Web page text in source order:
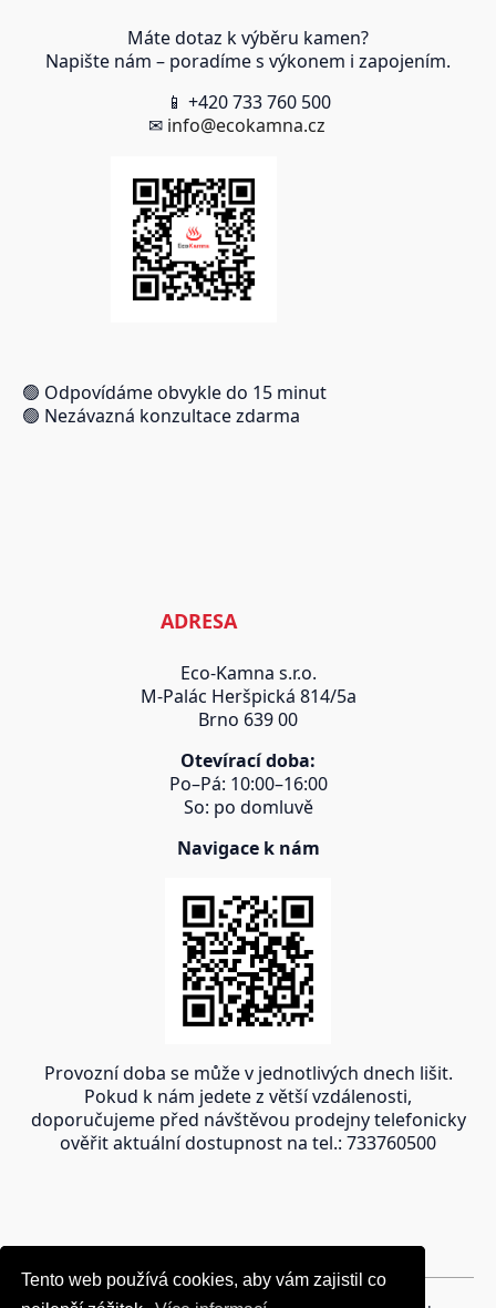
Tento web používá cookies, aby vám zajistil co
Tento web používá cookies, aby vám zajistil co
Máte dotaz k výběru kamen?
Napište nám – poradíme s výkonem i zapojením.
📱 +420 733 760 500
✉ info@ecokamna.cz
🟢 Odpovídáme obvykle do 15 minut
🟢 Nezávazná konzultace zdarma
ADRESA
Eco-Kamna s.r.o.
M-Palác Heršpická 814/5a
Brno 639 00
Otevírací doba:
Po–Pá: 10:00–16:00
So: po domluvě
Navigace k nám
Provozní doba se může v jednotlivých dnech lišit.
Pokud k nám jedete z větší vzdálenosti,
doporučujeme před návštěvou prodejny telefonicky
ověřit aktuální dostupnost na tel.: 733760500